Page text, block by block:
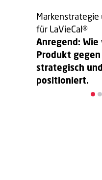
Markenstrategie
für LaVieCal®
Anregend:
Produkt
strategisch
positioniert.